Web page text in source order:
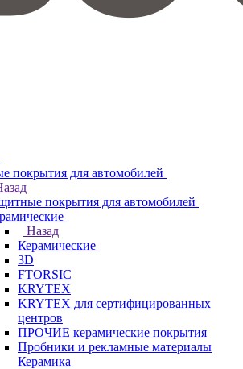
покрытия для автомобилей
покрытия для автомобилей
Назад
Керамические
3D
FTORSIC
KRYTEX
KRYTEX для сертифицированных
центров
ПРОЧИЕ керамические покрытия
Пробники и рекламные материалы
Керамика